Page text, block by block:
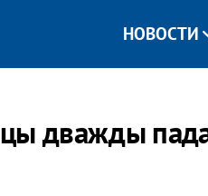
НОВОСТИ
дважды